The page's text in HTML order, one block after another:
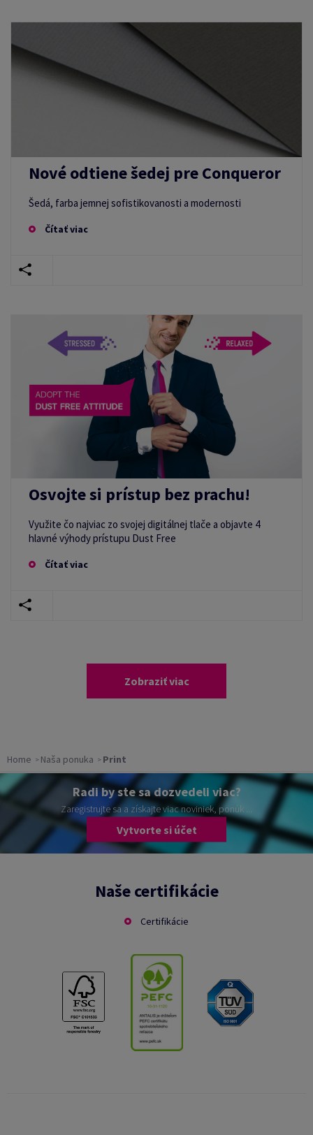
Nové odtiene šedej pre Conqueror
Šedá, farba jemnej sofistikovanosti a modernosti
Čítať viac
Osvojte si prístup bez prachu!
Využite čo najviac zo svojej digitálnej tlače a objavte 4
hlavné výhody prístupu Dust Free
Čítať viac
Zobraziť viac
Home Naša ponuka Print
Radi by ste sa dozvedeli viac?
Zaregistrujte sa a získajte viac noviniek, ponúk ...
Vytvorte si účet
Naše certifikácie
Certifikácie